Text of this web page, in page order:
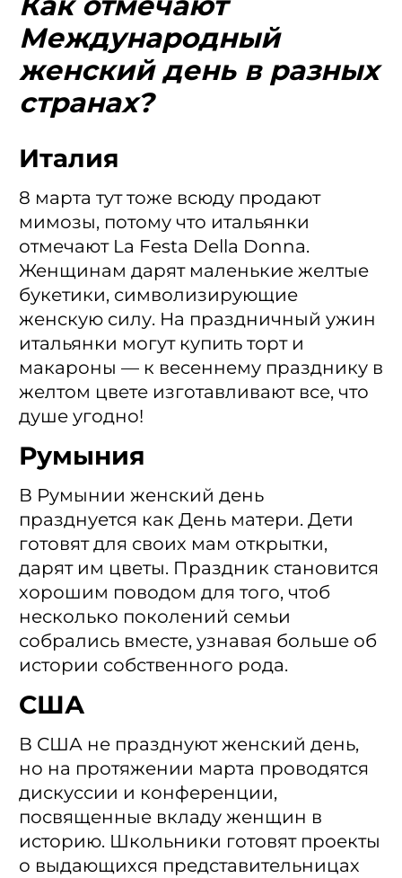
Международный
женский день в разных
странах?
Италия
8 марта тут тоже всюду продают
мимозы, потому что итальянки
отмечают La Festa Della Donna.
Женщинам дарят маленькие желтые
букетики, символизирующие
женскую силу. На праздничный ужин
итальянки могут купить торт и
макароны — к весеннему празднику в
желтом цвете изготавливают все, что
душе угодно!
Румыния
В Румынии женский день
празднуется как День матери. Дети
готовят для своих мам открытки,
дарят им цветы. Праздник становится
хорошим поводом для того, чтоб
несколько поколений семьи
собрались вместе, узнавая больше об
истории собственного рода.
США
В США не празднуют женский день,
но на протяжении марта проводятся
дискуссии и конференции,
посвященные вкладу женщин в
историю. Школьники готовят проекты
о выдающихся представительницах